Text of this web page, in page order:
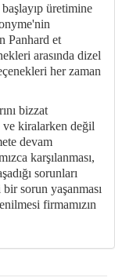
üretimine
Panhard et
arasında dizel
her zaman
bizzat
ve kiralarken değil
devam
karşılanması,
sorunları
bir sorun yaşanması
firmamızın